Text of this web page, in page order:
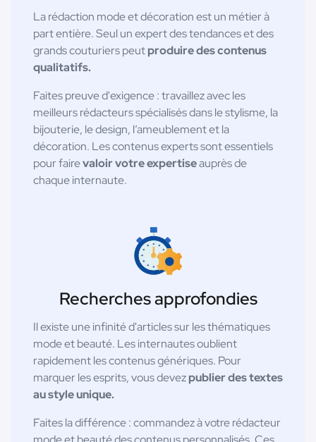
La rédaction mode et décoration est un métier à
part entière. Seul un expert des tendances et des
grands couturiers peutproduire des contenus
qualitatifs.
Faites preuve d'exigence : travaillez avec les
meilleurs rédacteurs spécialisés dans le stylisme, la
bijouterie, le design, l’ameublement et la
décoration. Les contenus experts sont essentiels
pour fairevaloir votre expertiseauprès de
chaque internaute.
Recherches approfondies
Il existe une infinité d'articles sur les thématiques
mode et beauté. Les internautes oublient
rapidement les contenus génériques. Pour
marquer les esprits, vous devezpublier des textes
au style unique.
Faites la différence : commandez à votre rédacteur